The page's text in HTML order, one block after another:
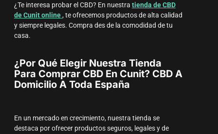
¿Te interesa probar el CBD? En nuestra tienda de CBD
de Cunit online, te ofrecemos productos de alta calidad
y siempre legales. Compra des de la comodidad de tu
casa.
¿Por Qué Elegir Nuestra Tienda
Para Comprar CBD En Cunit? CBD A
Domicilio A Toda España
En un mercado en crecimiento, nuestra tienda se
destaca por ofrecer productos seguros, legales y de